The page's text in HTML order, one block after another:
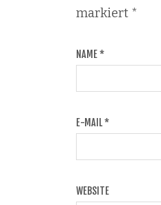
markiert *
NAME*
E-MAIL*
WEBSITE